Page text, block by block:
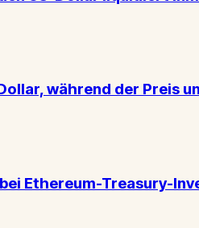
während der Preis
Ethereum-Treasury-